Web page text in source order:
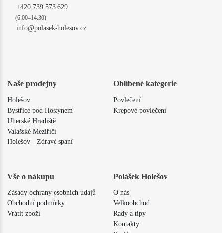
+420 739 573 629
(6:00–14:30)
info@polasek-holesov.cz
Naše prodejny
Holešov
Bystřice pod Hostýnem
Uherské Hradiště
Valašské Meziříčí
Holešov - Zdravé spaní
Oblíbené kategorie
Povlečení
Krepové povlečení
Vše o nákupu
Zásady ochrany osobních údajů
Obchodní podmínky
Vrátit zboží
Polášek Holešov
O nás
Velkoobchod
Rady a tipy
Kontakty